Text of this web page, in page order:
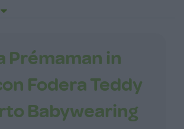
Prémaman in
Fodera Teddy
Babywearing